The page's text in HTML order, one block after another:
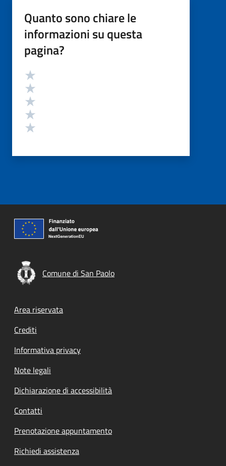
Quanto sono chiare le
informazioni su questa
pagina?
Valutazione
Comune di San Paolo
Footer menu
Area riservata
Crediti
Informativa privacy
Note legali
Dichiarazione di accessibilità
Contatti
Prenotazione appuntamento
Richiedi assistenza